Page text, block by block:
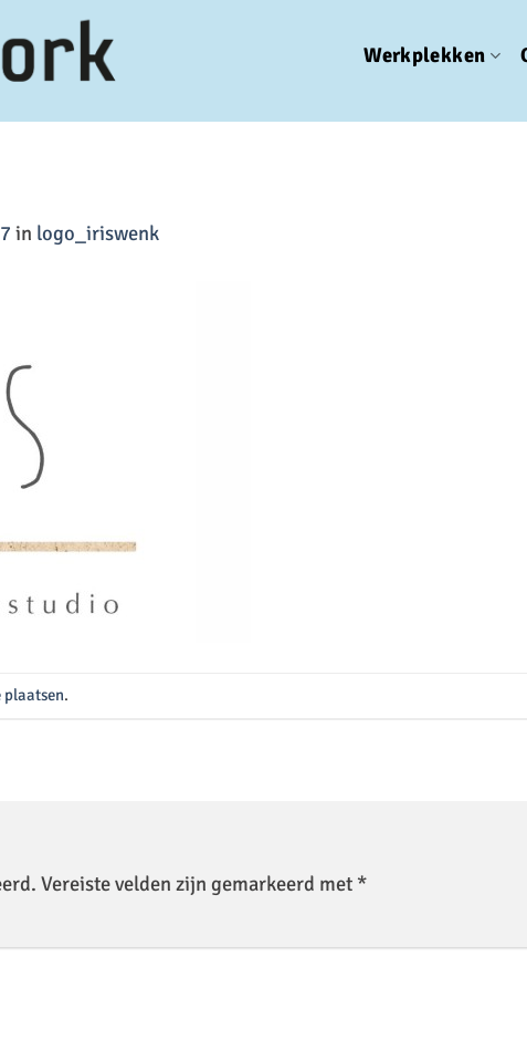
Werkplekken
in logo_iriswenk
plaatsen.
Vereiste velden zijn gemarkeerd met *